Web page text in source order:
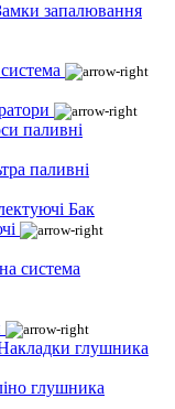
запалювання
паливні
паливні
Бак
система
глушника
глушника